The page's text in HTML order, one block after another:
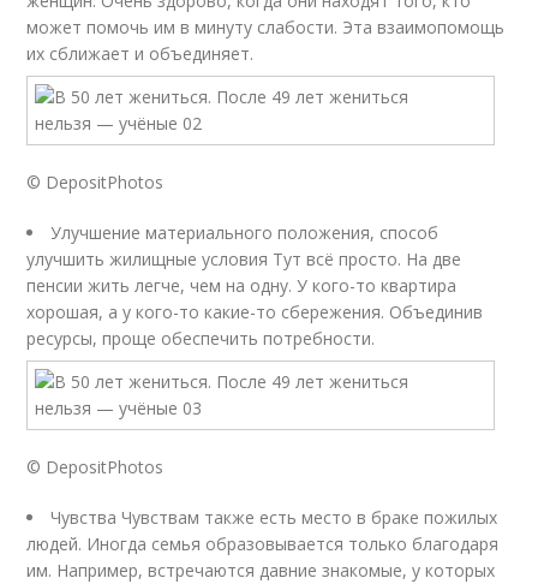
может помочь им в минуту слабости. Эта взаимопомощь
их сближает и объединяет.
© DepositPhotos
Улучшение материального положения, способ
улучшить жилищные условия Тут всё просто. На две
пенсии жить легче, чем на одну. У кого-то квартира
хорошая, а у кого-то какие-то сбережения. Объединив
ресурсы, проще обеспечить потребности.
© DepositPhotos
Чувства Чувствам также есть место в браке пожилых
людей. Иногда семья образовывается только благодаря
им. Например, встречаются давние знакомые, у которых